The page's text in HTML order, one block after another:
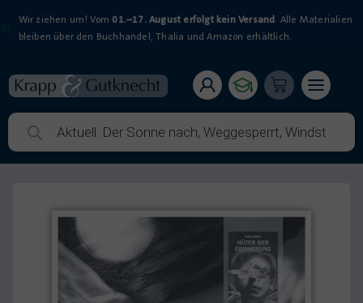
Wir ziehen um! Vom 01.–17. August erfolgt kein Versand. Alle Materialien
bleiben über den Buchhandel, Thalia und Amazon erhältlich.